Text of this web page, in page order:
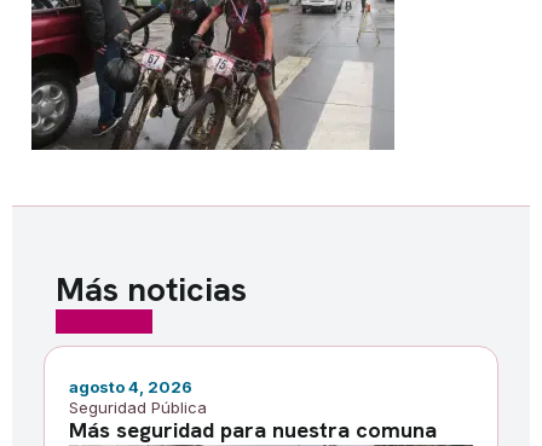
Más noticias
agosto 4, 2026
Seguridad Pública
Más seguridad para nuestra comuna